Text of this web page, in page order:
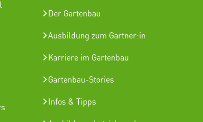
Der Gartenbau
Ausbildung zum Gärtner:in
Karriere im Gartenbau
Gartenbau-Stories
Infos & Tipps